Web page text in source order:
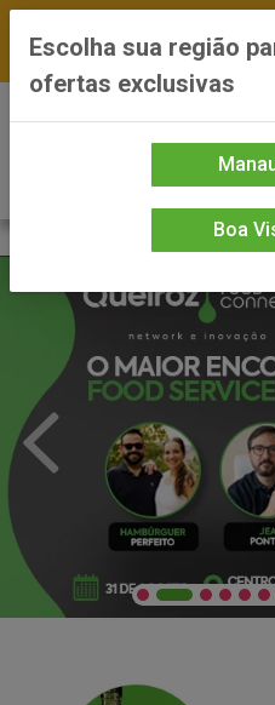
*Preços exclusivos do
Escolha sua região
ofertas exclusivas
Boa